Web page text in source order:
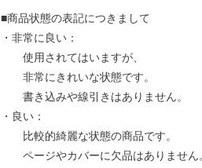
■商品状態の表記につきまして
・非常に良い：
使用されてはいますが、
非常にきれいな状態です。
書き込みや線引きはありません。
・良い：
比較的綺麗な状態の商品です。
ページやカバーに欠品はありません